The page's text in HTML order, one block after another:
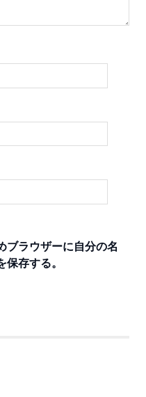
ブラウザーに自分の名
存する。